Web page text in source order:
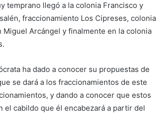
temprano llegó a la colonia Francisco y
fraccionamiento Los Cipreses, colonia
Arcángel y finalmente en la colonia
ha dado a conocer su propuestas de
se dará a los fraccionamientos de este
y dando a conocer que estos
cabildo que él encabezará a partir del